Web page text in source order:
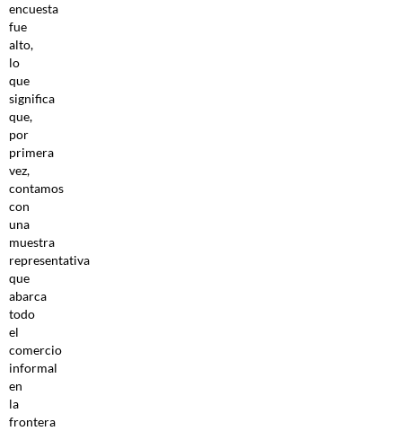
encuesta
fue
alto,
lo
que
significa
que,
por
primera
vez,
contamos
con
una
muestra
representativa
que
abarca
todo
el
comercio
informal
en
la
frontera